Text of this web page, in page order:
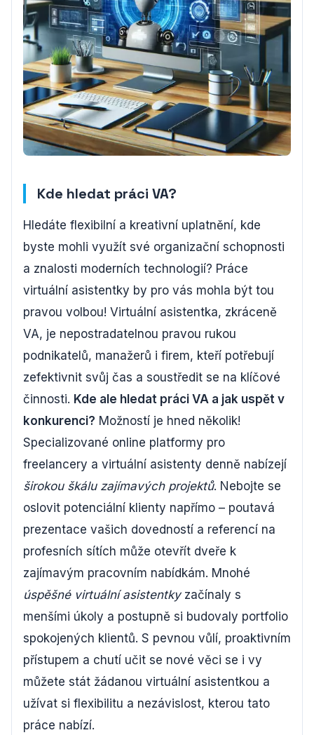
Kde hledat práci VA?
Hledáte flexibilní a kreativní uplatnění, kde
byste mohli využít své organizační schopnosti
a znalosti moderních technologií? Práce
virtuální asistentky by pro vás mohla být tou
pravou volbou! Virtuální asistentka, zkráceně
VA, je nepostradatelnou pravou rukou
podnikatelů, manažerů i firem, kteří potřebují
zefektivnit svůj čas a soustředit se na klíčové
činnosti. Kde ale hledat práci VA a jak uspět v
konkurenci? Možností je hned několik!
Specializované online platformy pro
freelancery a virtuální asistenty denně nabízejí
širokou škálu zajímavých projektů. Nebojte se
oslovit potenciální klienty napřímo – poutavá
prezentace vašich dovedností a referencí na
profesních sítích může otevřít dveře k
zajímavým pracovním nabídkám. Mnohé
úspěšné virtuální asistentkyzačínaly s
menšími úkoly a postupně si budovaly portfolio
spokojených klientů. S pevnou vůlí, proaktivním
přístupem a chutí učit se nové věci se i vy
můžete stát žádanou virtuální asistentkou a
užívat si flexibilitu a nezávislost, kterou tato
práce nabízí.